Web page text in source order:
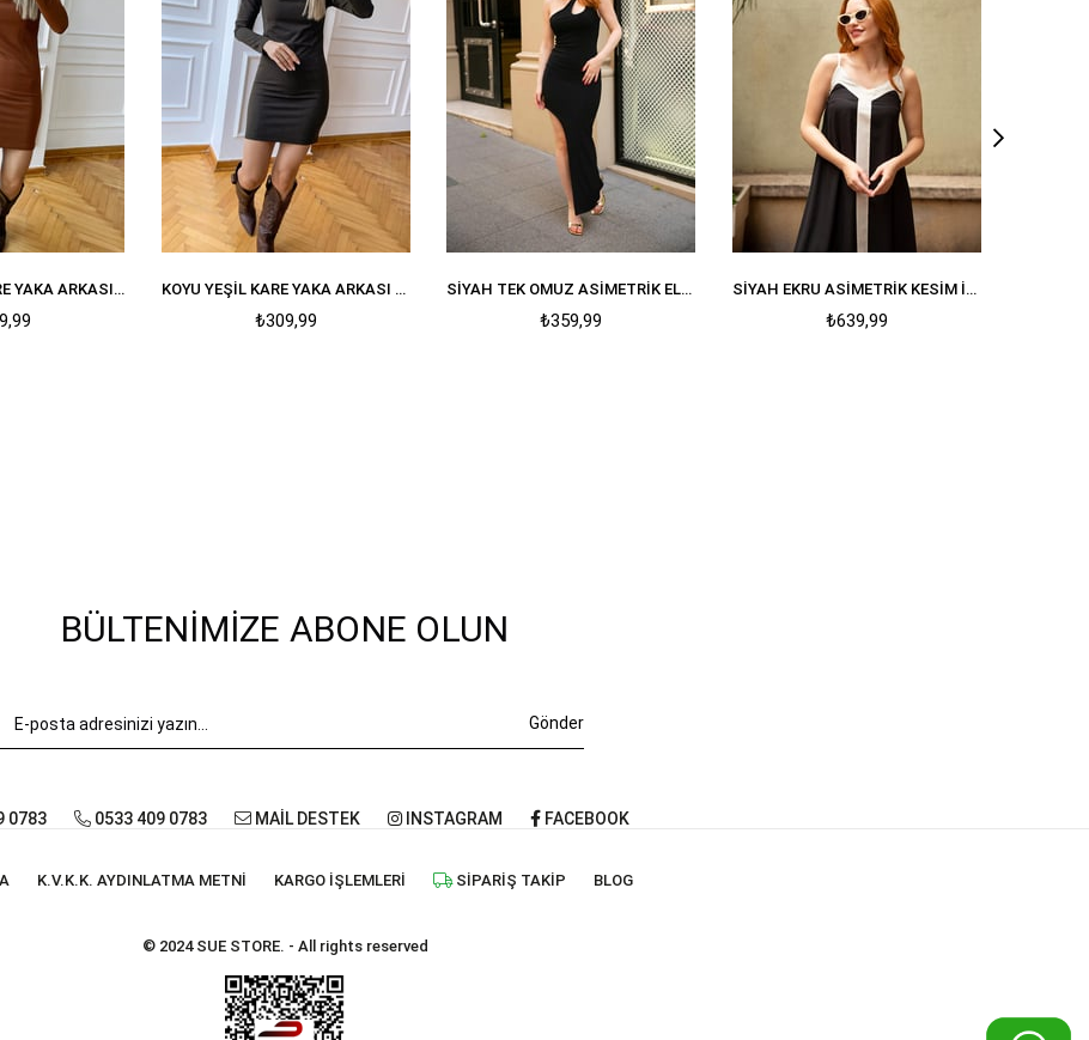
KOYU KAHVE KARE YAKA ARKASII FERMUARLI VATKALI ELBISE KOYU YEŞIL KARE YAKA ARKASI FERMUARLI VATKALI ELBISE
₺309,99
SIYAH TEK OMUZ ASIMETRIK ELBISE
₺359,99
SIYAH EKRU ASIMETRIK KESIM İP ASKILI ASTARLI ŞIFON ELBISE
₺639,99
BÜLTENIMIZE ABONE OLUN
Gönder
0783 0533 409 0783 MAİL DESTEK INSTAGRAM FACEBOOK
K.V.K.K. AYDINLATMA METNI KARGO İŞLEMLERI SIPARIŞ TAKIP BLOG
© 2024 SUE STORE. - All rights reserved